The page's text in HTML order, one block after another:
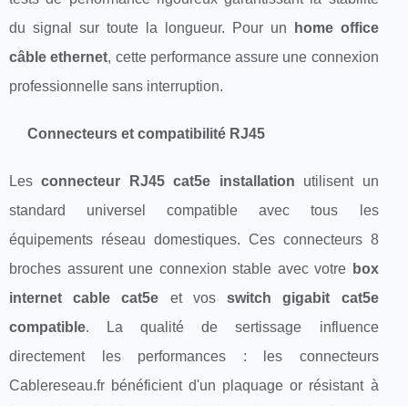
du signal sur toute la longueur. Pour un
home office
câble ethernet, cette performance assure une connexion
professionnelle sans interruption.
Connecteurs et compatibilité RJ45
Lesconnecteur RJ45 cat5e installation utilisent un
standard universel compatible avec tous les
équipements réseau domestiques. Ces connecteurs 8
broches assurent une connexion stable avec votre box
internet cable cat5e et vosswitch gigabit cat5e
compatible. La qualité de sertissage influence
directement les performances : les connecteurs
Cablereseau.fr bénéficient d'un plaquage or résistant à